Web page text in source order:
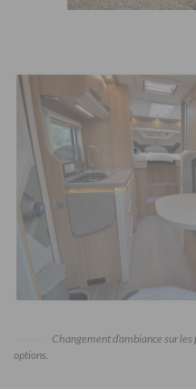
Changement d’ambiance sur
options.